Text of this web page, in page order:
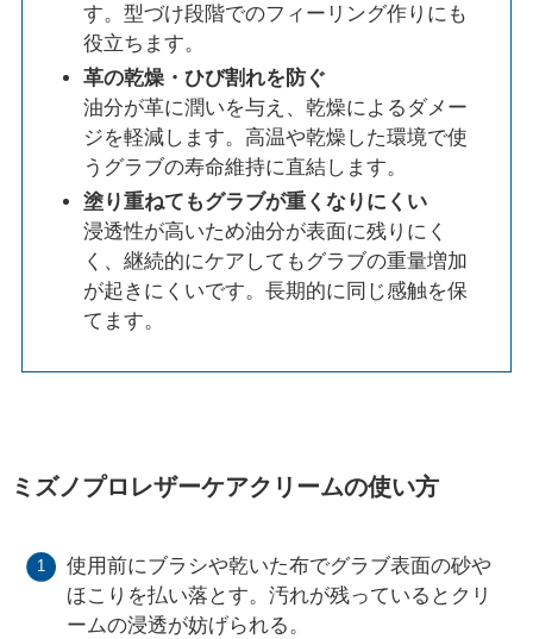
す。型づけ段階でのフィーリング作りにも
役立ちます。
革の乾燥・ひび割れを防ぐ
油分が革に潤いを与え、乾燥によるダメー
ジを軽減します。高温や乾燥した環境で使
うグラブの寿命維持に直結します。
塗り重ねてもグラブが重くなりにくい
浸透性が高いため油分が表面に残りにく
く、継続的にケアしてもグラブの重量増加
が起きにくいです。長期的に同じ感触を保
てます。
ミズノプロレザーケアクリームの使い方
使用前にブラシや乾いた布でグラブ表面の砂や
ほこりを払い落とす。汚れが残っているとクリ
ームの浸透が妨げられる。